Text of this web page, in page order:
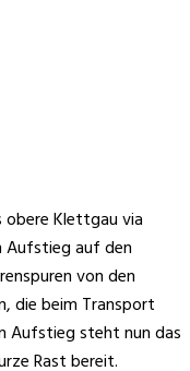
obere Klettgau via
Aufstieg auf den
von den
die beim Transport
Aufstieg steht nun das
Rast bereit.